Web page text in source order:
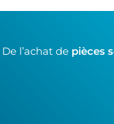
l’achat de pièces